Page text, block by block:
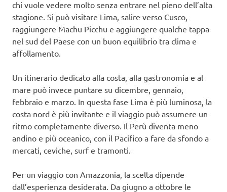
chi vuole vedere molto senza entrare nel pieno dell’alta
stagione. Si può visitare Lima, salire verso Cusco,
raggiungere Machu Picchu e aggiungere qualche tappa
nel sud del Paese con un buon equilibrio tra clima e
affollamento.
Un itinerario dedicato alla costa, alla gastronomia e al
mare può invece puntare su dicembre, gennaio,
febbraio e marzo. In questa fase Lima è più luminosa, la
costa nord è più invitante e il viaggio può assumere un
ritmo completamente diverso. Il Perù diventa meno
andino e più oceanico, con il Pacifico a fare da sfondo a
mercati, ceviche, surf e tramonti.
Per un viaggio con Amazzonia, la scelta dipende
dall’esperienza desiderata. Da giugno a ottobre le